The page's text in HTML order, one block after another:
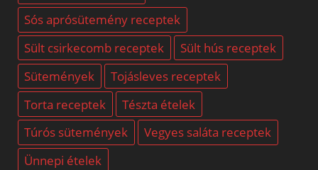
Sós aprósütemény receptek
Sült csirkecomb receptek
Sült hús receptek
Sütemények
Tojásleves receptek
Torta receptek
Tészta ételek
Túrós sütemények
Vegyes saláta receptek
Ünnepi ételek